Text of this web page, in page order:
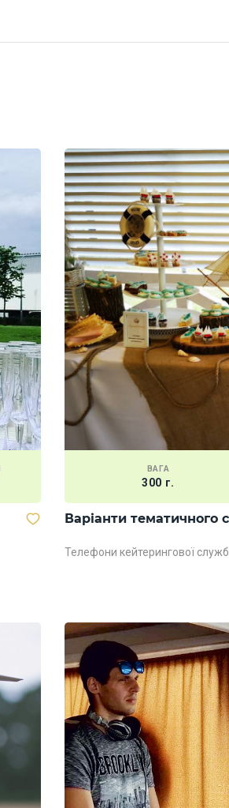
ВАГА
300 г.
Варіанти тематичного
Телефони кейтерингової